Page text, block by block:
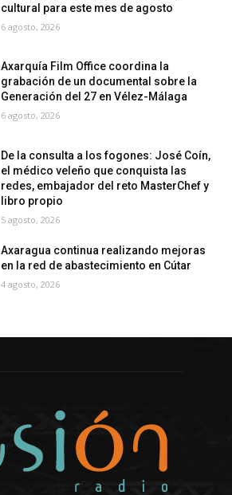
cultural para este mes de agosto
6 agosto, 2026
Axarquía Film Office coordina la
grabación de un documental sobre la
Generación del 27 en Vélez-Málaga
6 agosto, 2026
De la consulta a los fogones: José Coín,
el médico veleño que conquista las
redes, embajador del reto MasterChef y
libro propio
5 agosto, 2026
Axaragua continua realizando mejoras
en la red de abastecimiento en Cútar
4 agosto, 2026